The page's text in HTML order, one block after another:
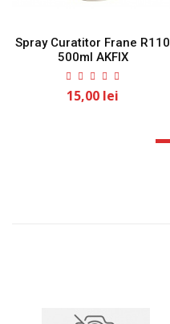
Spray Curatitor Frane R110
500ml AKFIX
15,00 lei